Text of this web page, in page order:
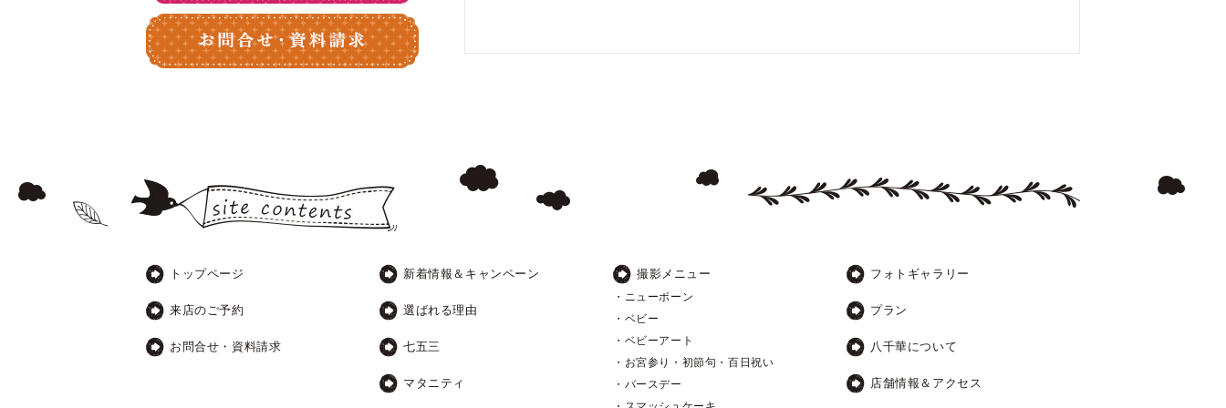
トップページ
来店のご予約
お問合せ・資料請求
新着情報＆キャンペーン
選ばれる理由
七五三
マタニティ
撮影メニュー
・ニューボーン
・ベビー
・ベビーアート
・お宮参り・初節句・百日祝い
・バースデー
フォトギャラリー
プラン
八千華について
店舗情報＆アクセス